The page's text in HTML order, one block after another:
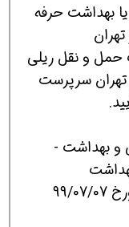
بهداشت حرفه
حمل و نقل ریلی
تهران سرپرست
و بهداشت -
07